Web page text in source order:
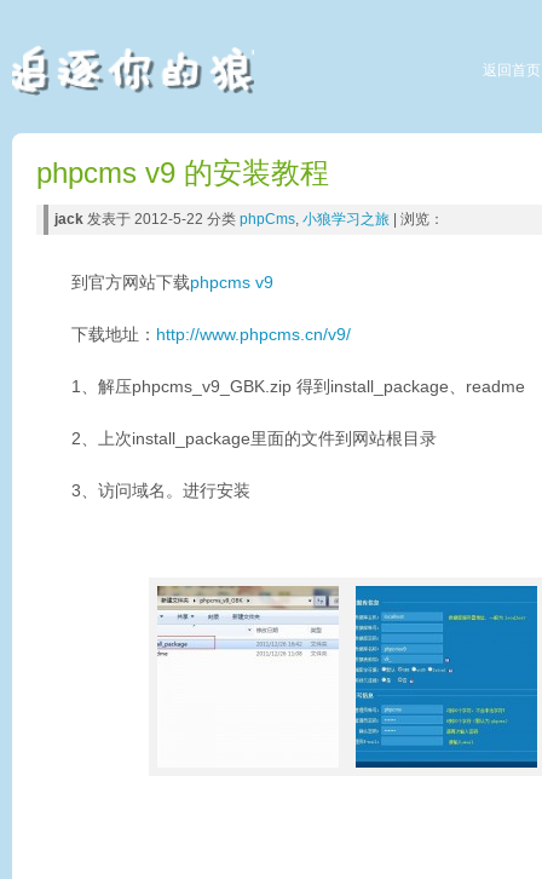
返回首页
phpcms v9 的安装教程
jack 发表于 2012-5-22 分类 phpCms, 小狼学习之旅 | 浏览：
到官方网站下载phpcms v9
下载地址： http://www.phpcms.cn/v9/
1、解压phpcms_v9_GBK.zip 得到install_package、readme
2、上次install_package里面的文件到网站根目录
3、访问域名。进行安装